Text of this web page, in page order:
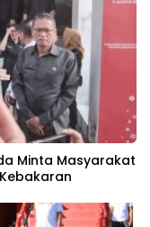
Minta Masyarakat